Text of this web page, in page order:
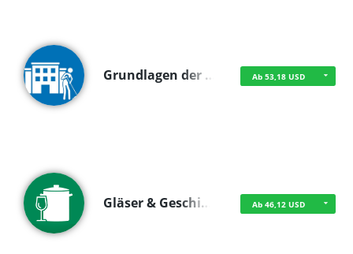
Grundlagen der … Ab 53,18 USD
Gläser & Geschi… Ab 46,12 USD